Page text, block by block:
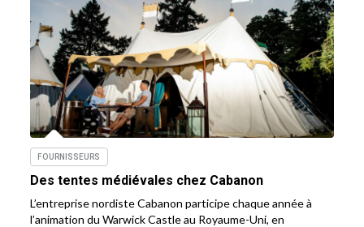
FOURNISSEURS
Des tentes médiévales chez Cabanon
L’entreprise nordiste Cabanon participe chaque année à
l’animation du Warwick Castle au Royaume-Uni, en